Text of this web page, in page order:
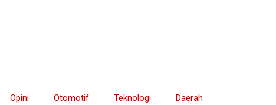
Opini Otomotif Teknologi Daerah